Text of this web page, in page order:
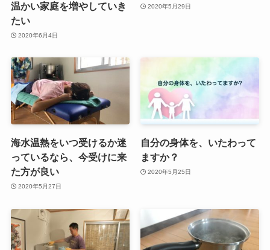
温かい家庭を増やしていき
たい
2020年6月4日
2020年5月29日
海水温熱をいつ受けるか迷
っているなら、今受けに来
た方が良い
2020年5月27日
自分の身体を、いたわって
ますか？
2020年5月25日